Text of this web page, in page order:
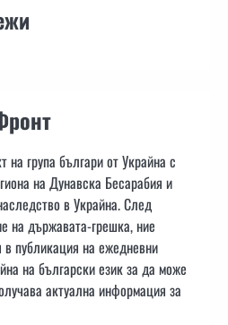
на група българи от Украйна с
на Дунавска Бесарабия и
в Украйна. След
на държавата-грешка, ние
в публикация на ежедневни
на български език за да може
актуална информация за